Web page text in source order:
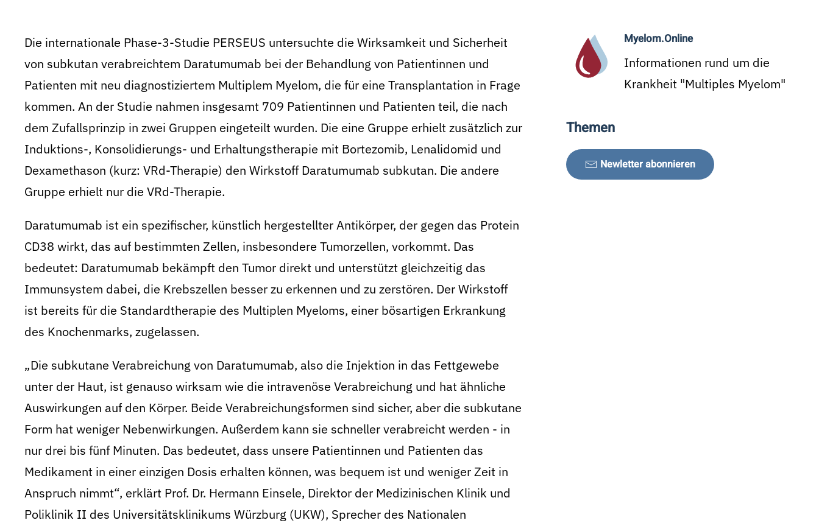
Die internationale Phase-3-Studie PERSEUS untersuchte die Wirksamkeit und Sicherheit
von subkutan verabreichtem Daratumumab bei der Behandlung von Patientinnen und
Patienten mit neu diagnostiziertem Multiplem Myelom, die für eine Transplantation in Frage
kommen. An der Studie nahmen insgesamt 709 Patientinnen und Patienten teil, die nach
dem Zufallsprinzip in zwei Gruppen eingeteilt wurden. Die eine Gruppe erhielt zusätzlich zur
Induktions-, Konsolidierungs- und Erhaltungstherapie mit Bortezomib, Lenalidomid und
Dexamethason (kurz: VRd-Therapie) den Wirkstoff Daratumumab subkutan. Die andere
Gruppe erhielt nur die VRd-Therapie.
Daratumumab ist ein spezifischer, künstlich hergestellter Antikörper, der gegen das Protein
CD38 wirkt, das auf bestimmten Zellen, insbesondere Tumorzellen, vorkommt. Das
bedeutet: Daratumumab bekämpft den Tumor direkt und unterstützt gleichzeitig das
Immunsystem dabei, die Krebszellen besser zu erkennen und zu zerstören. Der Wirkstoff
ist bereits für die Standardtherapie des Multiplen Myeloms, einer bösartigen Erkrankung
des Knochenmarks, zugelassen.
„Die subkutane Verabreichung von Daratumumab, also die Injektion in das Fettgewebe
unter der Haut, ist genauso wirksam wie die intravenöse Verabreichung und hat ähnliche
Auswirkungen auf den Körper. Beide Verabreichungsformen sind sicher, aber die subkutane
Form hat weniger Nebenwirkungen. Außerdem kann sie schneller verabreicht werden - in
nur drei bis fünf Minuten. Das bedeutet, dass unsere Patientinnen und Patienten das
Medikament in einer einzigen Dosis erhalten können, was bequem ist und weniger Zeit in
Anspruch nimmt“, erklärt Prof. Dr. Hermann Einsele, Direktor der Medizinischen Klinik und
Poliklinik II des Universitätsklinikums Würzburg (UKW), Sprecher des Nationalen
Myelom.Online
Informationen rund um die
Krankheit "Multiples Myelom"
Themen
Newletter abonnieren